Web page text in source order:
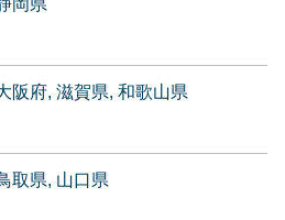
阪府 滋賀県 和歌山県
取県 山口県